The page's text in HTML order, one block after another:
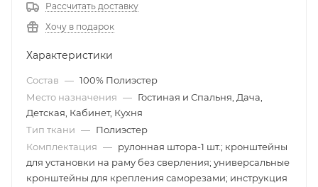
Рассчитать доставку
Хочу в подарок
Характеристики
Состав — 100% Полиэстер
Место назначения — Гостиная и Спальня, Дача,
Детская, Кабинет, Кухня
Тип ткани — Полиэстер
Комплектация — рулонная штора-1 шт.; кронштейны
для установки на раму без сверления; универсальные
кронштейны для крепления саморезами; инструкция